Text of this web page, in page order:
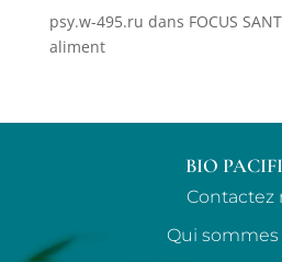
psy.w-495.ru dans FOCUS
aliment
BIO
Contactez
Qui sommes